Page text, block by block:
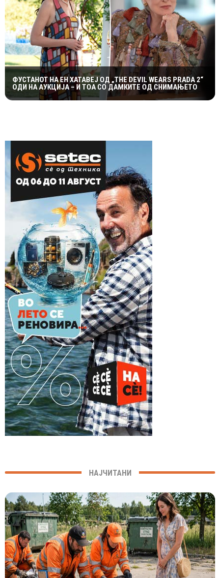
ФУСТАНОТ НА ЕН ХАТАВЕЈ ОД „THE DEVIL WEARS PRADA 2“
ОДИ НА АУКЦИЈА – И ТОА СО ДАМКИТЕ ОД СНИМАЊЕТО
НАЈЧИТАНИ